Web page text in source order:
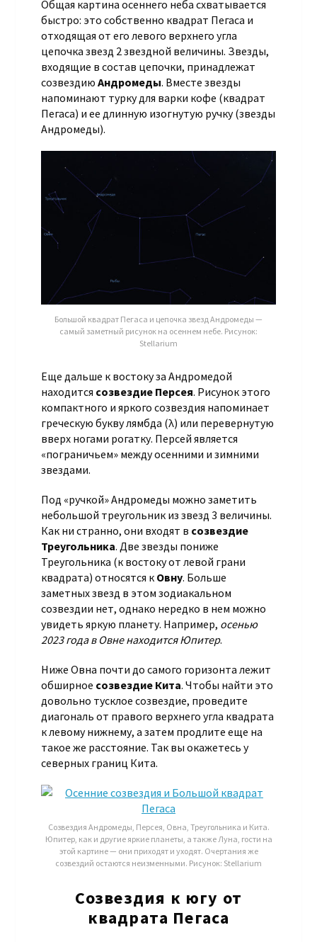
Общая картина осеннего неба схватывается
быстро: это собственно квадрат Пегаса и
отходящая от его левого верхнего угла
цепочка звезд 2 звездной величины. Звезды,
входящие в состав цепочки, принадлежат
созвездиюАндромеды. Вместе звезды
напоминают турку для варки кофе (квадрат
Пегаса) и ее длинную изогнутую ручку (звезды
Андромеды).
Большой квадрат Пегаса и цепочка звезд Андромеды —
самый заметный рисунок на осеннем небе. Рисунок:
Stellarium
Еще дальше к востоку за Андромедой
находится созвездие Персея. Рисунок этого
компактного и яркого созвездия напоминает
греческую букву лямбда (λ) или перевернутую
вверх ногами рогатку. Персей является
«пограничьем» между осенними и зимними
звездами.
Под «ручкой» Андромеды можно заметить
небольшой треугольник из звезд 3 величины.
Как ни странно, они входят в созвездие
Треугольника. Две звезды пониже
Треугольника (к востоку от левой грани
квадрата) относятся к Овну. Больше
заметных звезд в этом зодиакальном
созвездии нет, однако нередко в нем можно
увидеть яркую планету. Например, осенью
2023 года в Овне находится Юпитер.
Ниже Овна почти до самого горизонта лежит
обширное созвездие Кита. Чтобы найти это
довольно тусклое созвездие, проведите
диагональ от правого верхнего угла квадрата
к левому нижнему, а затем продлите еще на
такое же расстояние. Так вы окажетесь у
северных границ Кита.
Созвездия Андромеды, Персея, Овна, Треугольника и Кита.
Юпитер, как и другие яркие планеты, а также Луна, гости на
этой картине — они приходят и уходят. Очертания же
созвездий остаются неизменными. Рисунок: Stellarium
Созвездия к югу от
квадрата Пегаса